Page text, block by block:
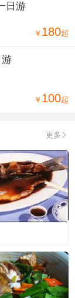
日游
￥ 180起
￥ 100起
更多